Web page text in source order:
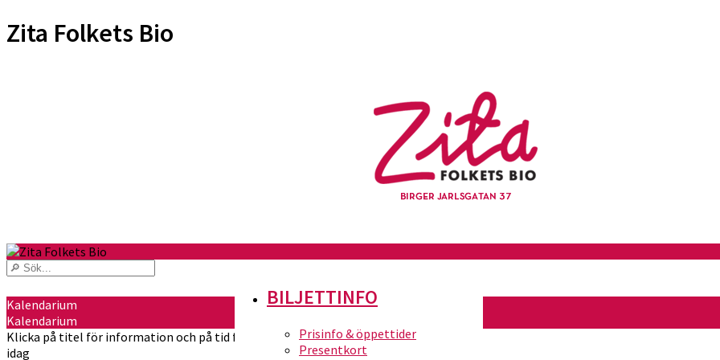
Zita Folkets Bio
BILJETTINFO
Prisinfo & öppettider
Presentkort
Kalendarium
Kalendarium
Klicka på titel för information och på tid för att köpa biljetter
idag